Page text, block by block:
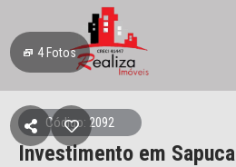
4Fotos
Código: 2092
Investimento em